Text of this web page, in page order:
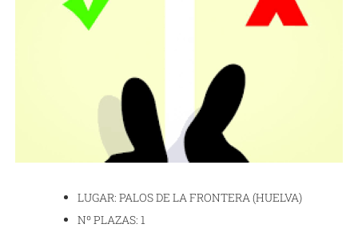
LUGAR: PALOS DE LA FRONTERA (HUELVA)
Nº PLAZAS: 1